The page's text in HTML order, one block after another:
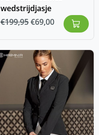
wedstrijdjasje
€199,95€69,00